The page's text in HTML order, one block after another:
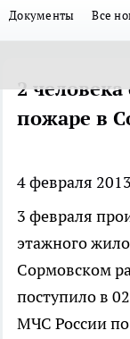
Документы Все
2
пожаре в
4 февраля 2013
3 февраля
этажного
Сормовском
поступило в
МЧС России